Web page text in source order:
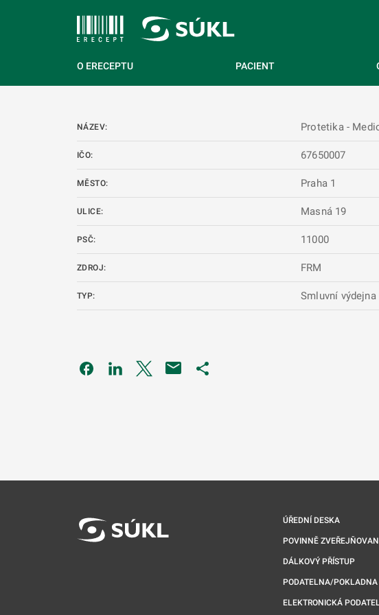
O ERECEPTU PACIENT
NÁZEV: Protetika -
IČO: 67650007
MĚSTO: Praha 1
ULICE: Masná 19
PSČ: 11000
ZDROJ: FRM
TYP: Smluvní výdejna
Odkaz se otevře na nové kartě
Odkaz se otevře na nové kartě
Odkaz se otevře na nové kartě
ÚŘEDNÍ DESKA
POVINNĚ
DÁLKOVÝ PŘÍSTUP
PODATELNA/POKLADNA
ELEKTRONICKÁ